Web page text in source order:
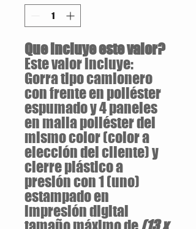
Que incluye este valor?
Este valor incluye:
Gorra tipo camionero
con frente en poliéster
espumado y 4 paneles
en malla poliéster del
mismo color (color a
elección del cliente) y
cierre plástico a
presión con 1 (uno)
estampado en
impresión digital